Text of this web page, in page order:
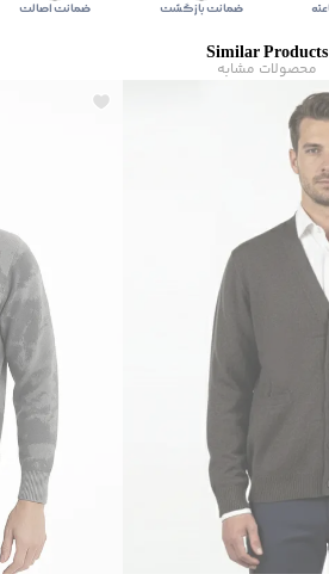
ضمانت بازگشت ضمانت اصالت
Similar Products
محصولات مشابه